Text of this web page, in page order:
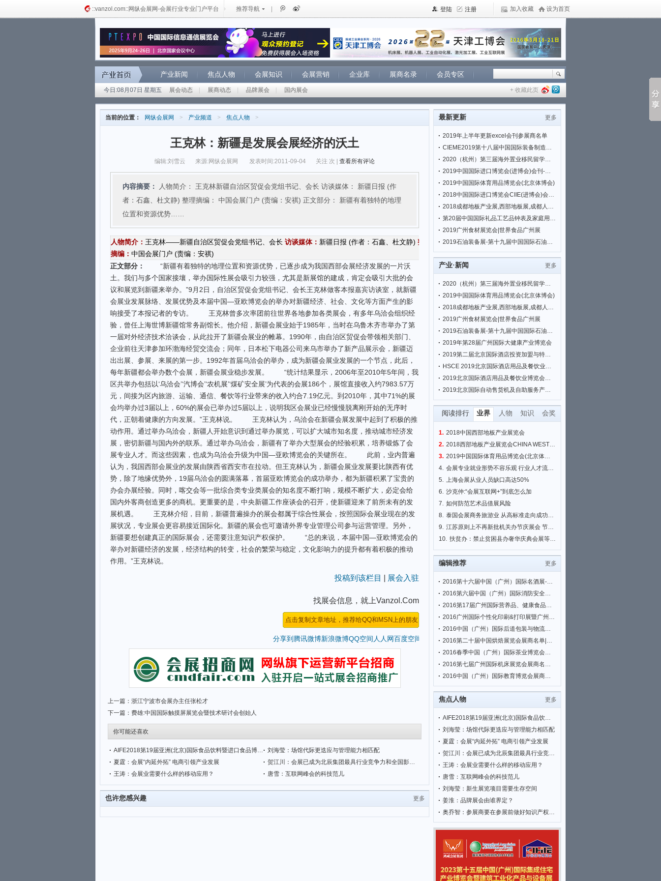
::vanzol.com::网纵会展网-会展行业专业门户平台 推荐导航 加入收藏 设为首页
产业新闻 焦点人物 会展知识 会展营销 企业库 展商名录 会员专区
今日:08月07日 星期五 展会动态 展商动态 品牌展会 国内展会 + 收藏此页
当前的位置： 网纵会展网 > 产业频道 > 焦点人物 >
王克林：新疆是发展会展经济的沃土
编辑:刘雪云 来源:网纵会展网 发表时间:2011-09-04 关注 次 | 查看所有评论
内容摘要：
人物简介： 王克林新疆自治区贸促会党组书记、会长 访谈媒体： 新疆日报 (作
者：石鑫、杜文静) 整理摘编： 中国会展门户 (责编：安祺) 正文部分： 新疆有着独特的地理
位置和资源优势……
人物简介： 王克林——新疆自治区贸促会党组书记、会长 访谈媒体： 新疆日报 (作者：石鑫、杜文静) 整理
摘编： 中国会展门户 (责编：安祺)
正文部分：
“新疆有着独特的地理位置和资源优势，已逐步成为我国西部会展经济发展的一片沃
土。我们与多个国家接壤，举办国际性展会吸引力较强，尤其是新展馆的建成，肯定会吸引大批的会
议和展览到新疆来举办。”9月2日，自治区贸促会党组书记、会长王克林做客本报嘉宾访谈室，就新疆
会展业发展脉络、发展优势及本届中国—亚欧博览会的举办对新疆经济、社会、文化等方面产生的影
响接受了本报记者的专访。 王克林曾多次率团前往世界各地参加各类展会，有多年乌洽会组织经
验，曾任上海世博新疆馆常务副馆长。他介绍，新疆会展业始于1985年，当时在乌鲁木齐市举办了第
一届对外经济技术洽谈会，从此拉开了新疆会展业的帷幕。1990年，由自治区贸促会带领相关部门、
企业前往天津参加环渤海经贸交流会；同年，日本松下电器公司来乌市举办了新产品展示会，新疆迈
出出展、参展、来展的第一步。1992年首届乌洽会的举办，成为新疆会展业发展的一个节点，此后，
每年新疆都会举办数个会展，新疆会展业稳步发展。 “统计结果显示，2006年至2010年5年间，我
区共举办包括以‘乌洽会’‘汽博会’‘农机展’‘煤矿安全展’为代表的会展186个，展馆直接收入约7983.57万
元，间接为区内旅游、运输、通信、餐饮等行业带来的收入约合7.19亿元。到2010年，其中71%的展
会均举办过3届以上，60%的展会已举办过5届以上，说明我区会展业已经慢慢脱离刚开始的无序时
代，正朝着健康的方向发展。”王克林说。 王克林认为，乌洽会在新疆会展发展中起到了积极的推
动作用。通过举办乌洽会，新疆人开始意识到通过举办展览，可以扩大城市知名度，推动城市经济发
展，密切新疆与国内外的联系。通过举办乌洽会，新疆有了举办大型展会的经验积累，培养锻炼了会
展专业人才。而这些因素，也成为乌洽会升级为中国—亚欧博览会的关键所在。 此前，业内普遍
认为，我国西部会展业的发展由陕西省西安市在拉动。但王克林认为，新疆会展业发展要比陕西有优
势，除了地缘优势外，19届乌洽会的圆满落幕，首届亚欧博览会的成功举办，都为新疆积累了宝贵的
办会办展经验。同时，喀交会等一批综合类专业类展会的知名度不断打响，规模不断扩大，必定会给
国内外客商创造更多的商机。更重要的是，中央新疆工作座谈会的召开，使新疆迎来了前所未有的发
展机遇。 王克林介绍，目前，新疆普遍操办的展会都属于综合性展会，按照国际会展业现在的发
展状况，专业展会更容易接近国际化。新疆的展会也可邀请外界专业管理公司参与运营管理。另外，
新疆要想创建真正的国际展会，还需要注意知识产权保护。 “总的来说，本届中国—亚欧博览会的
举办对新疆经济的发展，经济结构的转变，社会的繁荣与稳定，文化影响力的提升都有着积极的推动
作用。”王克林说。
投稿到该栏目 展会入驻
找展会信息，就上Vanzol.Com
分享到 腾讯微博新浪微博QQ空间 人人网百度空间
上一篇： 浙江宁波市会展办主任张松才
下一篇： 费雄:中国国际触摸屏展览会暨技术研讨会创始人
你可能还喜欢
AIFE2018第19届亚洲(北京)国际食品饮料暨进口食品博览会
刘海莹：场馆代际更迭应与管理能力相匹配
夏霆：会展“内延外拓” 电商引领产业发展
贺江川：会展已成为北辰集团最具行业竞争力和全国影响力的优势业务
王涛：会展业需要什么样的移动应用？
唐雪：互联网峰会的科技范儿
也许您感兴趣 更多
最新更新 更多
2019年上半年更新excel会刊参展商名单
CIEME2019第十八届中国国际装备制造业博览会(沈阳制博会)会刊|参展商名单
2020（杭州）第三届海外置业移民留学展览会
2019中国国际进口博览会(进博会)会刊-国家会展中心(上海)
2019中国国际体育用品博览会(北京体博会)
2018中国国际进口博览会CIIE(进博会)会刊|参展商名单
2018成都地板产业展,西部地板展,成都人造板展,板材展
第20届中国国际礼品工艺品钟表及家庭用品展览会参展商名录
2019广州食材展览会|世界食品广州展
2019石油装备展-第十九届中国国际石油石化技术装备展览会
产业·新闻 更多
2020（杭州）第三届海外置业移民留学展览会
2019中国国际体育用品博览会(北京体博会)
2018成都地板产业展,西部地板展,成都人造板展,板材展
2019广州食材展览会|世界食品广州展
2019石油装备展-第十九届中国国际石油石化技术装备展览会
2019年第28届广州国际大健康产业博览会
2019第二届北京国际酒店投资加盟与特许经营展览会
HSCE 2019北京国际酒店用品及餐饮业博览会
2019北京国际酒店用品及餐饮业博览会（HSCE BEIJING）
2019北京国际自动售货机及自助服务产品展览会
阅读排行 业界 人物 知识 会奖
1. 2018中国西部地板产业展览会
2. 2018西部地板产业展览会CHINA WEST FLOOR EXPO 2018
3. 2019中国国际体育用品博览会(北京体博会)
4. 会展专业就业形势不容乐观 行业人才流失严重
5. 上海会展从业人员缺口高达50%
6. 沙克仲:“会展互联网+”到底怎么加
7. 如何防范艺术品借展风险
8. 泰国会展商务旅游业 从高标准走向成功新高度
9. 江苏原则上不再新批机关办节庆展会 节省财力
10. 扶贫办：禁止贫困县办奢华庆典会展等活动 搞形象工程
编辑推荐 更多
2016第十六届中国（广州）国际名酒展-春季展展商名单|会刊名录
2016第六届中国（广州）国际消防安全展览会、2016首届中国（广州）国际安全与
2016第17届广州国际营养品、健康食品及有机产品展览会展商名单|会刊名录
2016广州国际个性化印刷&打印展暨广州平板打印、3D打印及热转印展览会展商名
2016中国（广州）国际后道包装与物流技术展、2016中国（广州）国际生鲜配送及
2016第二十届中国烘焙展览会展商名单|会刊名录
2016春季中国（广州）国际茶业博览会展商名单|会刊名录
2016第七届广州国际机床展览会展商名单|会刊名录
2016中国（广州）国际教育博览会展商名单|会刊名录
焦点人物 更多
AIFE2018第19届亚洲(北京)国际食品饮料暨进口食品博览会
刘海莹：场馆代际更迭应与管理能力相匹配
夏霆：会展“内延外拓” 电商引领产业发展
贺江川：会展已成为北辰集团最具行业竞争力和全国影响力的优势业务
王涛：会展业需要什么样的移动应用？
唐雪：互联网峰会的科技范儿
刘海莹：新生展览项目需要生存空间
姜淮：品牌展会由谁界定？
奥乔智：参展商要在参展前做好知识产权相关工作